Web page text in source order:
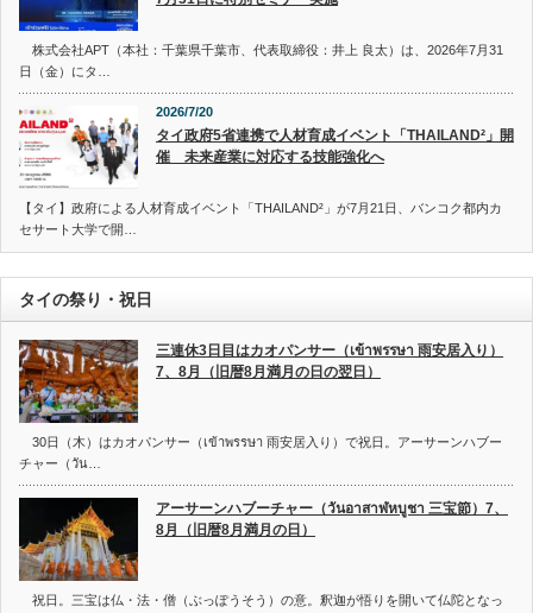
株式会社APT（本社：千葉県千葉市、代表取締役：井上 良太）は、2026年7月31
日（金）にタ…
2026/7/20
タイ政府5省連携で人材育成イベント「THAILAND²」開
催 未来産業に対応する技能強化へ
【タイ】政府による人材育成イベント「THAILAND²」が7月21日、バンコク都内カ
セサート大学で開…
タイの祭り・祝日
三連休3日目はカオパンサー（เข้าพรรษา 雨安居入り）
7、8月（旧暦8月満月の日の翌日）
30日（木）はカオパンサー（เข้าพรรษา 雨安居入り）で祝日。アーサーンハブー
チャー（วัน…
アーサーンハブーチャー（วันอาสาฬหบูชา 三宝節）7、
8月（旧暦8月満月の日）
祝日。三宝は仏・法・僧（ぶっぽうそう）の意。釈迦が悟りを開いて仏陀となっ